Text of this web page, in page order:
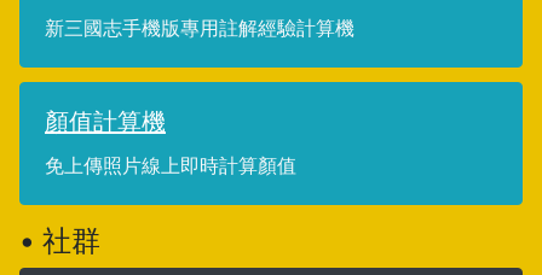
新三國志手機版專用註解經驗計算機
顏值計算機
免上傳照片線上即時計算顏值
• 社群